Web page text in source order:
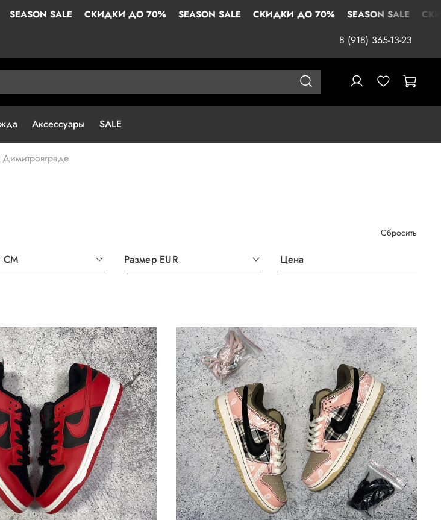
СКИДКИ ДО 70% SEASON SALE СКИДКИ ДО 70% SEASON SALE СКИДКИ ДО
8 (918) 365-13-23
Аксессуары SALE
Сбросить
Цена
СМ Размер EUR